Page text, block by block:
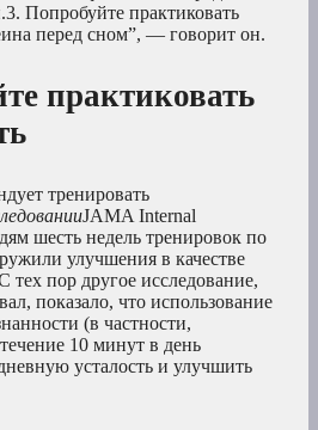
Попробуйте практиковать
перед сном”, — говорит он.
практиковать
тренировать
JAMA Internal
шесть недель тренировок по
улучшения в качестве
пор другое исследование,
показало, что использование
(в частности,
10 минут в день
усталость и улучшить